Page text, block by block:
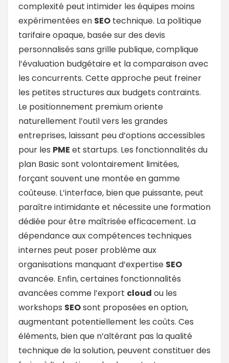
complexité peut intimider les équipes moins
expérimentées en SEO technique. La politique
tarifaire opaque, basée sur des devis
personnalisés sans grille publique, complique
l’évaluation budgétaire et la comparaison avec
les concurrents. Cette approche peut freiner
les petites structures aux budgets contraints.
Le positionnement premium oriente
naturellement l’outil vers les grandes
entreprises, laissant peu d’options accessibles
pour les PME et startups. Les fonctionnalités du
plan Basic sont volontairement limitées,
forçant souvent une montée en gamme
coûteuse. L’interface, bien que puissante, peut
paraître intimidante et nécessite une formation
dédiée pour être maîtrisée efficacement. La
dépendance aux compétences techniques
internes peut poser problème aux
organisations manquant d’expertise SEO
avancée. Enfin, certaines fonctionnalités
avancées comme l’export cloud ou les
workshops SEOsont proposées en option,
augmentant potentiellement les coûts. Ces
éléments, bien que n’altérant pas la qualité
technique de la solution, peuvent constituer des